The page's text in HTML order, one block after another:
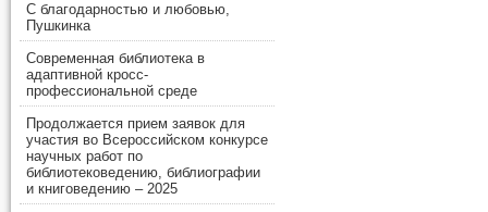
С благодарностью и любовью,
Пушкинка
Современная библиотека в
адаптивной кросс-
профессиональной среде
Продолжается прием заявок для
участия во Всероссийском конкурсе
научных работ по
библиотековедению, библиографии
и книговедению – 2025